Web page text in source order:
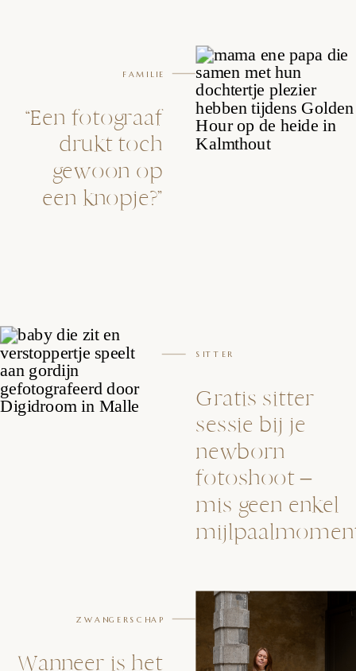
“Een fotograaf
drukt toch
gewoon op
een knopje?”
FAMILIE
Gratis sitter
sessie bij je
newborn
fotoshoot –
mis geen enkel
SITTER
Wanneer is het
ZWANGERSCHAP